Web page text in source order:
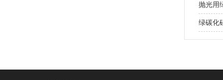
抛光用
绿碳化